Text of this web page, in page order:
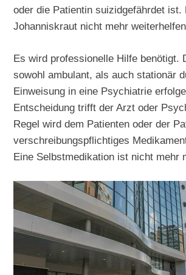
oder die Patientin suizidgefährdet ist.
Johanniskraut nicht mehr
Es wird professionelle Hilfe benötigt.
sowohl ambulant, als auch stationär
Einweisung in eine Psychiatrie
Entscheidung trifft der Arzt oder
Regel wird dem Patienten oder der
verschreibungspflichtiges
Eine Selbstmedikation ist nicht mehr